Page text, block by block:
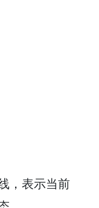
，表示当前